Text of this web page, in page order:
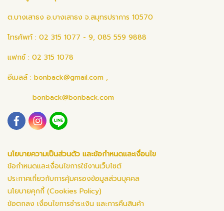
ต.บางเสาธง อ.บางเสาธง จ.สมุทรปราการ 10570
โทรศัพท์ : 02 315 1077 - 9, 085 559 9888
แฟกซ์ : 02 315 1078
อีเมลล์ : bonback@gmail.com ,
bonback@bonback.com
นโยบายความเป็นส่วนตัว และข้อกำหนดและเงื่อนไข
ข้อกำหนดและเงื่อนไขการใช้งานเว็บไซต์
ประกาศเกี่ยวกับการคุ้มครองข้อมูลส่วนบุคคล
นโยบายคุกกี้ (Cookies Policy)
ข้อตกลง เงื่อนไขการชำระเงิน และการคืนสินค้า